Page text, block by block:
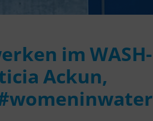
im WASH-
Ackun,